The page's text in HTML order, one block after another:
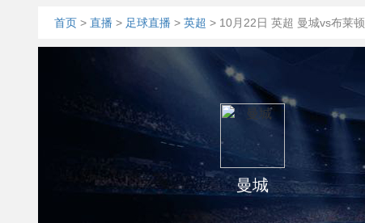
首页 > 直播 > 足球直播 > 英超 > 10月22日 英超 曼城vs布莱顿
曼城